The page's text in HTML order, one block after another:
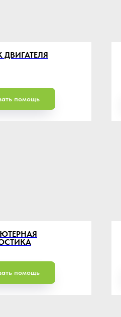
ДВИГАТЕЛЯ
помощь
помощь